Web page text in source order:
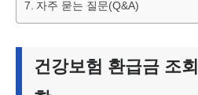
자주 묻는 질문(Q&A)
건강보험 환급금 조